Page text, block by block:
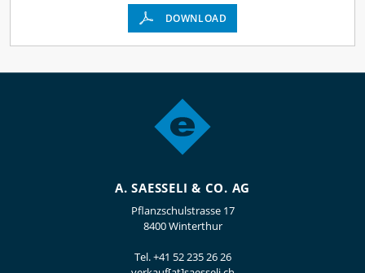
DOWNLOAD
A. SAESSELI & CO. AG
Pflanzschulstrasse 17
8400 Winterthur
Tel.+41 52 235 26 26